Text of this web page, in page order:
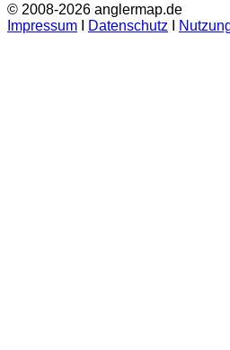
© 2008-2026 anglermap.de
Impressum
Datenschutz